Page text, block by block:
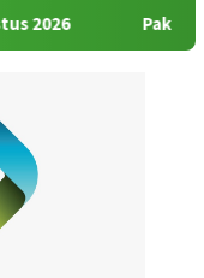
Pak Rildo: